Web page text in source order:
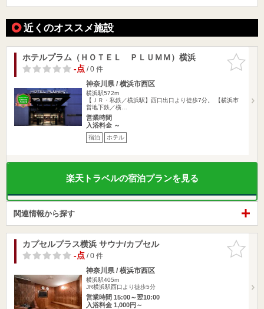
近くのオススメ施設
お気に入
りに追加
ホテルプラム（ＨＯＴＥＬ ＰＬＵＭＭ）横浜
-点/ 0 件
神奈川県 / 横浜市西区
横浜駅572m
【ＪＲ・私鉄／横浜駅】西口出口より徒歩7分。 【横浜市
営地下鉄／横…
営業時間
入浴料金 ～
宿泊 ホテル
楽天トラベルの宿泊プランを見る
関連情報から探す
お気に入
りに追加
カプセルプラス横浜 サウナ/カプセル
-点/ 0 件
神奈川県 / 横浜市西区
横浜駅405m
JR横浜駅西口より徒歩5分
営業時間 15:00～翌10:00
入浴料金 1,000円～